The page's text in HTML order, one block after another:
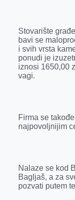
r
Stovarište
bavi se
i svih vrsta
ponudi je
iznosi 1650,00
vagi.
Firma se
najpovoljnijim
Nalaze se kod
Bagljaš, a za
pozvati putem